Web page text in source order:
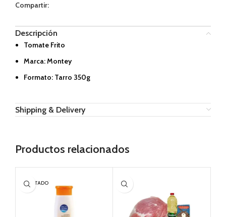
Compartir:
Descripción
Tomate Frito
Marca: Montey
Formato: Tarro 350g
Shipping & Delivery
Productos relacionados
AGOTADO